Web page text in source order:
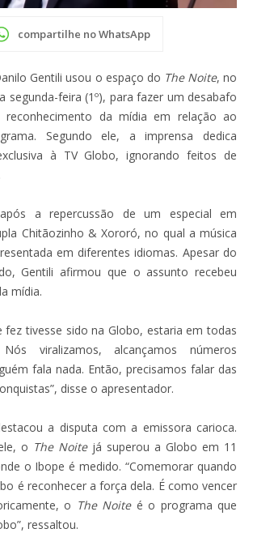
compartilhe no WhatsApp
Gentili usou o espaço do The Noite, no
segunda-feira (1º), para fazer um desabafo
da mídia em relação ao
Segundo ele, a imprensa dedica
à TV Globo, ignorando feitos de
a repercussão de um especial em
Chitãozinho & Xororó, no qual a música
em diferentes idiomas. Apesar do
Gentili afirmou que o assunto recebeu
mídia.
fez tivesse sido na Globo, estaria em todas
viralizamos, alcançamos números
fala nada. Então, precisamos falar das
disse o apresentador.
a disputa com a emissora carioca.
o The Noitejá superou a Globo em 11
o Ibope é medido. “Comemorar quando
é reconhecer a força dela. É como vencer
o The Noiteé o programa que
ressaltou.